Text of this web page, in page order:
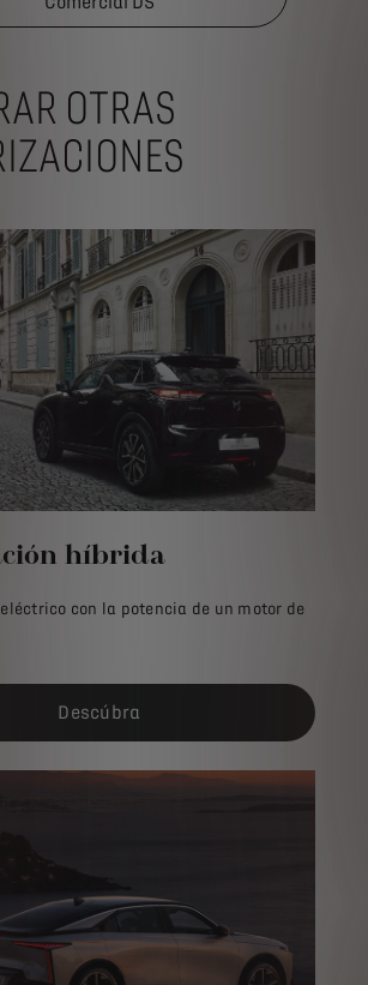
OTRAS
híbrida
con la potencia de un motor de
Descúbra